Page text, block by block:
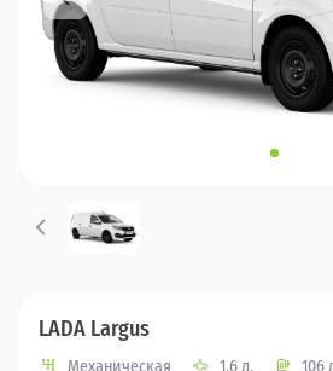
LADA Largus